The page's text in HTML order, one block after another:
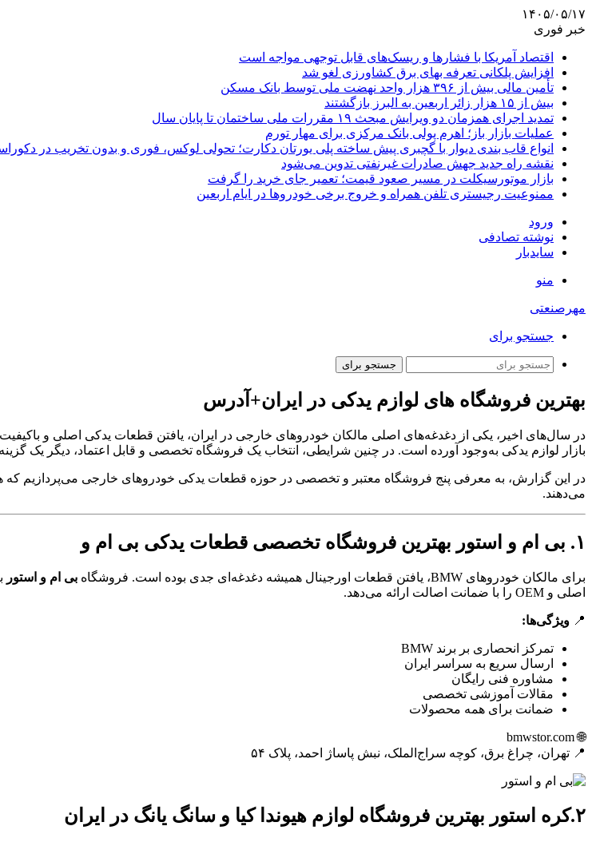
۱۴۰۵/۰۵/۱۷
خبر فوری
اقتصاد آمریکا با فشارها و ریسک‌های قابل توجهی مواجه است
افزایش پلکانی تعرفه بهای برق کشاورزی لغو شد
تأمین مالی بیش از ۳۹۶ هزار واحد نهضت ملی توسط بانک مسکن
بیش از ۱۵ هزار زائر اربعین به البرز بازگشتند
تمدید اجرای همزمان دو ویرایش مبحث ۱۹ مقررات ملی ساختمان تا پایان سال
عملیات بازار باز؛ اهرم پولی بانک مرکزی برای مهار تورم
انواع قاب بندی دیوار با گچبری پیش ساخته پلی یورتان دکارت؛ تحولی لوکس، فوری و بدون تخریب در
نقشه راه جدید جهش صادرات غیرنفتی تدوین می‌شود
بازار موتورسیکلت در مسیر صعود قیمت؛ تعمیر جای خرید را گرفت
ممنوعیت رجیستری تلفن همراه و خروج برخی خودروها در ایام اربعین
ورود
نوشته تصادفی
سایدبار
منو
مهرصنعتی
جستجو برای
جستجو برای
بهترین فروشگاه های لوازم یدکی در ایران+آدرس
در سال‌های اخیر، یکی از دغدغه‌های اصلی مالکان خودروهای خارجی در ایران، یافتن قطعات یدکی اصلی و
بازار لوازم یدکی به‌وجود آورده است. در چنین شرایطی، انتخاب یک فروشگاه تخصصی و قابل اعتماد، دیگر یک
در این گزارش، به معرفی پنج فروشگاه معتبر و تخصصی در حوزه قطعات یدکی خودروهای خارجی می‌پردازیم که
می‌دهند.
۱. بی ام و استور بهترین فروشگاه تخصصی قطعات یدکی بی‌ ام‌ و
برای مالکان خودروهای BMW، یافتن قطعات اورجینال همیشه دغدغه‌ای جدی بوده است. فروشگاه بی ام و استور
اصلی و OEM را با ضمانت اصالت ارائه می‌دهد.
📍 ویژگی‌ها:
تمرکز انحصاری بر برند BMW
ارسال سریع به سراسر ایران
مشاوره فنی رایگان
مقالات آموزشی تخصصی
ضمانت برای همه محصولات
🌐 bmwstor.com
📍 تهران، چراغ برق، کوچه سراج‌الملک، نبش پاساژ احمد، پلاک ۵۴
۲.کره استور بهترین فروشگاه لوازم هیوندا کیا و سانگ یانگ در ایران